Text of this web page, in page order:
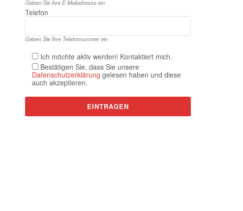
Geben Sie ihre E‑Mailadresse ein
Telefon
Geben Sie Ihre Telefonnummer ein
Ich möchte aktiv werden! Kontaktiert mich.
Bestätigen Sie, dass Sie unsere
Datenschutzerklärung gelesen haben und diese
auch akzeptieren.